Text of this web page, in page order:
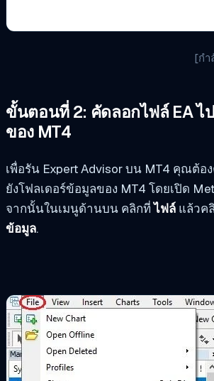
[กำ
ขั้นตอนที่ 2: คัดลอกไฟล์ EA ไ
ของ MT4
เพื่อรัน Expert Advisor บน MT4 คุณต้อ
ยังโฟลเดอร์ข้อมูลของ MT4 โดยเปิด
จากนั้นในเมนูด้านบน คลิกที่ไฟล์ แล้วค
ข้อมูล.